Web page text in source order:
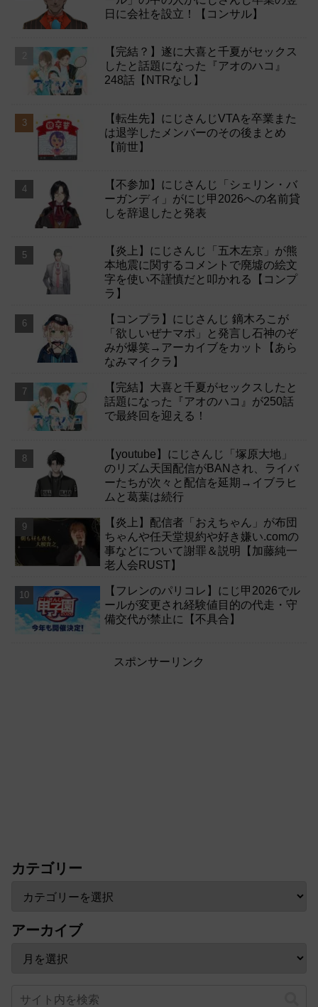
日に会社を設立！【コンサル】
【完結？】遂に大喜と千夏がセックス
したと話題になった『アオのハコ』
248話【NTRなし】
【転生先】にじさんじVTAを卒業また
は退学したメンバーのその後まとめ
【前世】
【不参加】にじさんじ「シェリン・バ
ーガンディ」がにじ甲2026への名前貸
しを辞退したと発表
【炎上】にじさんじ「五木左京」が熊
本地震に関するコメントで廃墟の絵文
字を使い不謹慎だと叩かれる【コンプ
ラ】
【コンプラ】にじさんじ 鏑木ろこが
「欲しいぜナマポ」と発言し石神のぞ
みが爆笑→アーカイブをカット【あら
なみマイクラ】
【完結】大喜と千夏がセックスしたと
話題になった『アオのハコ』が250話
で最終回を迎える！
【youtube】にじさんじ「塚原大地」
のリズム天国配信がBANされ、ライバ
ーたちが次々と配信を延期→イブラヒ
ムと葛葉は続行
【炎上】配信者「おえちゃん」が布団
ちゃんや任天堂規約や好き嫌い.comの
事などについて謝罪＆説明【加藤純一
老人会RUST】
【フレンのパリコレ】にじ甲2026でル
ールが変更され経験値目的の代走・守
備交代が禁止に【不具合】
スポンサーリンク
カテゴリー
アーカイブ